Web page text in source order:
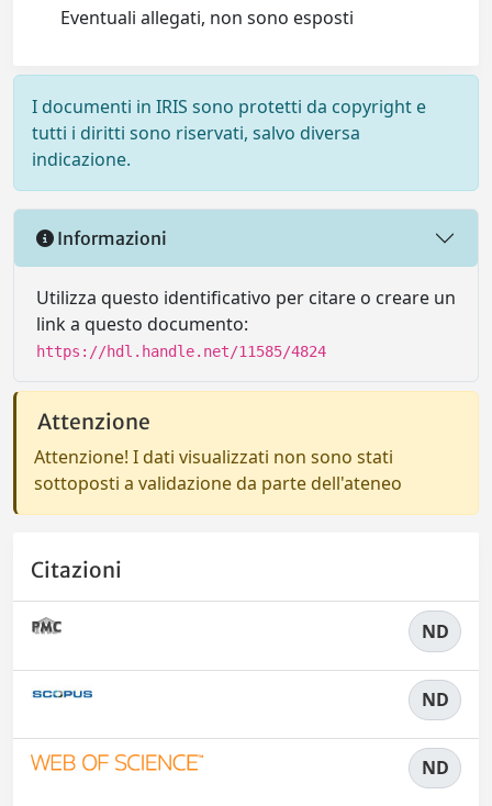
Eventuali allegati, non sono esposti
I documenti in IRIS sono protetti da copyright e
tutti i diritti sono riservati, salvo diversa
indicazione.
Informazioni
Utilizza questo identificativo per citare o creare un
link a questo documento:
https://hdl.handle.net/11585/4824
Attenzione
Attenzione! I dati visualizzati non sono stati
sottoposti a validazione da parte dell'ateneo
Citazioni
ND
ND
ND